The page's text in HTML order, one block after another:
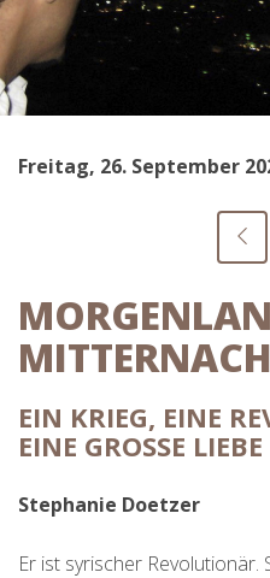
Freitag, 26. September
EIN KRIEG, EINE
EINE GROSSE LIEBE
Stephanie Doetzer
Er ist syrischer Revolutionär.